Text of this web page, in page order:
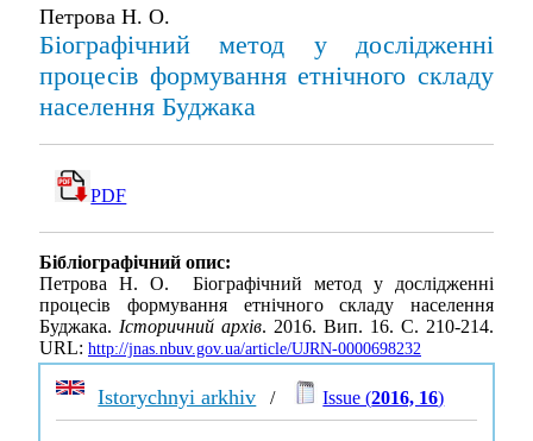
Петрова Н. О.
Біографічний метод у дослідженні
процесів формування етнічного складу
населення Буджака
PDF
Бібліографічний опис:
Петрова Н. О. Біографічний метод у дослідженні
процесів формування етнічного складу населення
Буджака. Історичний архів. 2016. Вип. 16. С. 210-214.
URL: http://jnas.nbuv.gov.ua/article/UJRN-0000698232
Istorychnyi arkhiv / Issue (2016, 16)